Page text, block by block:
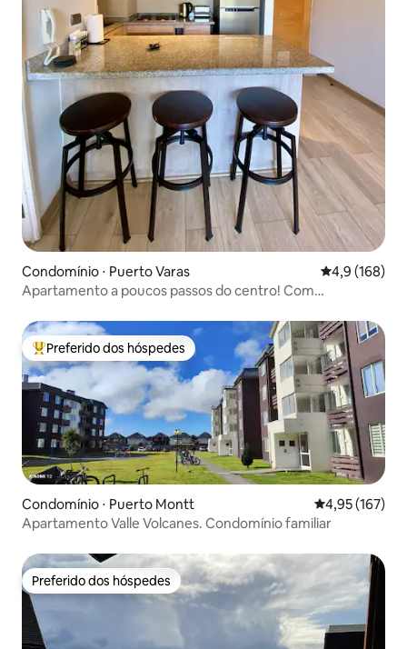
Condomínio ⋅ Puerto Varas 4,9 de uma
4,9 (168)
Apartamento a poucos passos do centro! Com
Entre os melhores preferidos dos hóspedes
Preferido dos hóspedes
Condomínio ⋅ Puerto Montt 4,95 de uma
4,95 (167)
Apartamento Valle Volcanes. Condomínio familiar
Preferido dos hóspedes
Preferido dos hóspedes